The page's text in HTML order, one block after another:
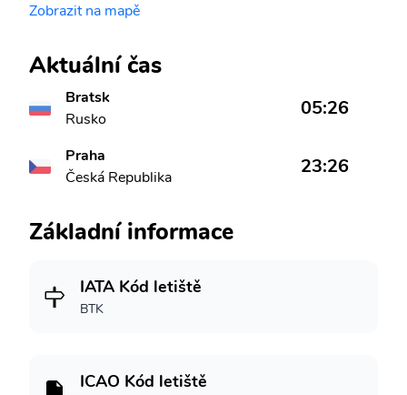
Zobrazit na mapě
Aktuální čas
Bratsk
Rusko
05:26
Praha
Česká Republika
23:26
Základní informace
IATA Kód letiště
BTK
ICAO Kód letiště